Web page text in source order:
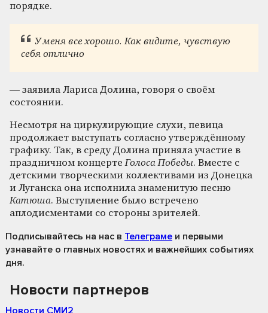
порядке.
У меня все хорошо. Как видите, чувствую
себя отлично
— заявила Лариса Долина, говоря о своём
состоянии.
Несмотря на циркулирующие слухи, певица
продолжает выступать согласно утверждённому
графику. Так, в среду Долина приняла участие в
праздничном концертеГолоса Победы. Вместе с
детскими творческими коллективами из Донецка
и Луганска она исполнила знаменитую песню
Катюша. Выступление было встречено
аплодисментами со стороны зрителей.
Подписывайтесь на нас в Телеграме и первыми
узнавайте о главных новостях и важнейших событиях
дня.
Новости партнеров
Новости СМИ2